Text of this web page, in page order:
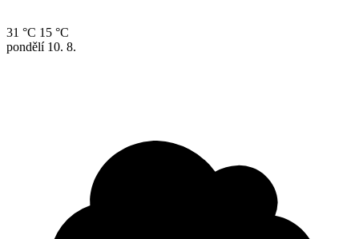
31 °C 15 °C
pondělí 10. 8.